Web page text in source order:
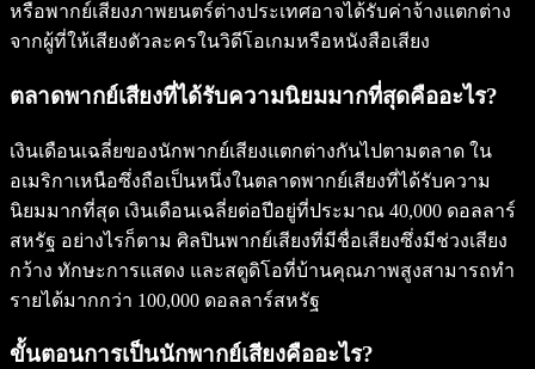
หรือพากย์เสียงภาพยนตร์ต่างประเทศอาจได้รับค่าจ้างแตกต่าง
จากผู้ที่ให้เสียงตัวละครในวิดีโอเกมหรือหนังสือเสียง
ตลาดพากย์เสียงที่ได้รับความนิยมมากที่สุดคืออะไร?
เงินเดือนเฉลี่ยของนักพากย์เสียงแตกต่างกันไปตามตลาด ใน
อเมริกาเหนือซึ่งถือเป็นหนึ่งในตลาดพากย์เสียงที่ได้รับความ
นิยมมากที่สุด เงินเดือนเฉลี่ยต่อปีอยู่ที่ประมาณ 40,000 ดอลลาร์
สหรัฐ อย่างไรก็ตาม ศิลปินพากย์เสียงที่มีชื่อเสียงซึ่งมีช่วงเสียง
กว้าง ทักษะการแสดง และสตูดิโอที่บ้านคุณภาพสูงสามารถทำ
รายได้มากกว่า 100,000 ดอลลาร์สหรัฐ
ขั้นตอนการเป็นนักพากย์เสียงคืออะไร?